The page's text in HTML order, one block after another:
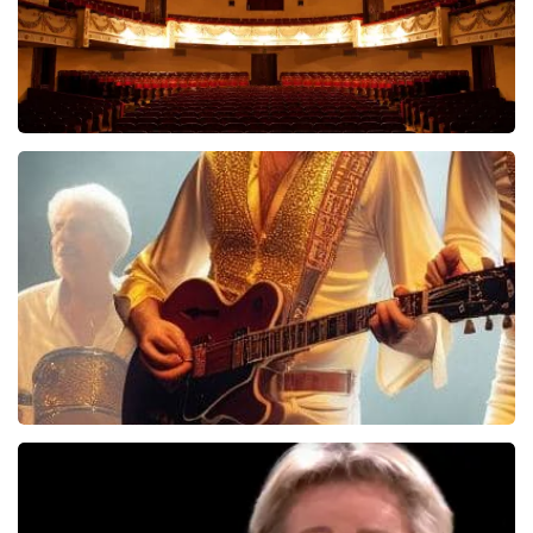
Malle Babbe
704+ reviews
BEKIJKEN
reviews